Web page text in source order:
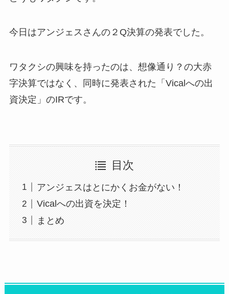
今日はアンジェスさんの２Q決算の発表でした。
ワタクシの興味を持ったのは、想像通り？の大赤
字決算ではなく、同時に発表された「Vicalへの出
資決定」のIRです。
目次
アンジェスはとにかくお金がない！
Vicalへの出資を決定！
まとめ